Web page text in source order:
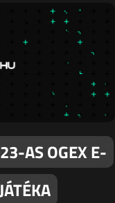
AS OGEX E-